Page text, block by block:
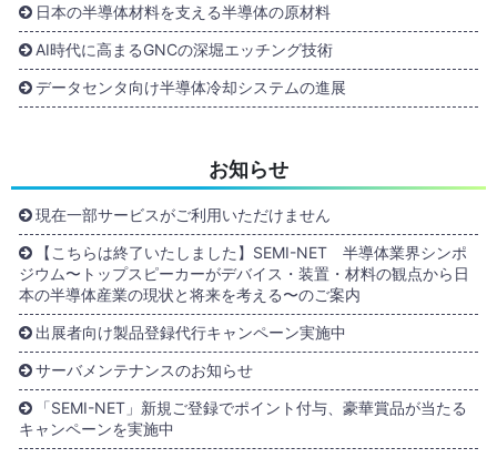
日本の半導体材料を支える半導体の原材料
AI時代に高まるGNCの深堀エッチング技術
データセンタ向け半導体冷却システムの進展
お知らせ
現在一部サービスがご利用いただけません
【こちらは終了いたしました】SEMI-NET 半導体業界シンポ
ジウム〜トップスピーカーがデバイス・装置・材料の観点から日
本の半導体産業の現状と将来を考える〜のご案内
出展者向け製品登録代行キャンペーン実施中
サーバメンテナンスのお知らせ
「SEMI-NET」新規ご登録でポイント付与、豪華賞品が当たる
キャンペーンを実施中